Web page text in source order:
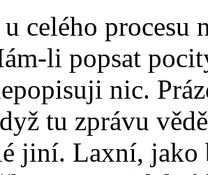
celého procesu
li popsat
nic.
tu zprávu
jiní. Laxní,